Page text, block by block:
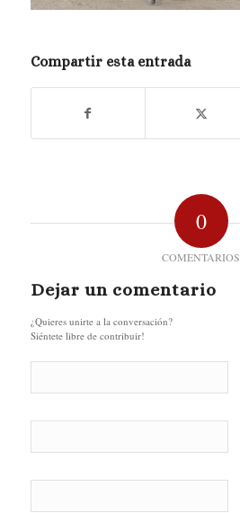
Compartir esta entrada
0
COMENTARIOS
Dejar un comentario
¿Quieres unirte a la conversación?
Siéntete libre de contribuir!